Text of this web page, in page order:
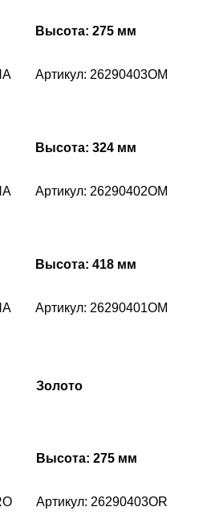
Высота: 275 мм
Артикул: 26290403OM
Высота: 324 мм
Артикул: 26290402OM
Высота: 418 мм
Артикул: 26290401OM
Золото
Высота: 275 мм
Артикул: 26290403OR